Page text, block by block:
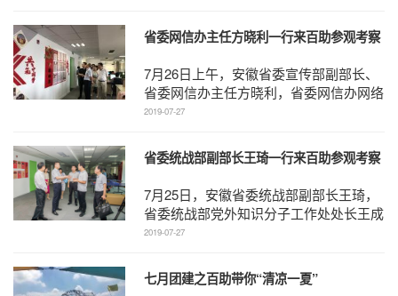
省委网信办主任方晓利一行来百助参观考察
7月26日上午，安徽省委宣传部副部长、
省委网信办主任方晓利，省委网信办网络
应急管理处副处长肖正业，省委网信办综
2019-07-27
省委统战部副部长王琦一行来百助参观考察
7月25日，安徽省委统战部副部长王琦，
省委统战部党外知识分子工作处处长王成
南，省委统战部新的社会阶层人士工作处
2019-07-27
七月团建之百助带你“清凉一夏”